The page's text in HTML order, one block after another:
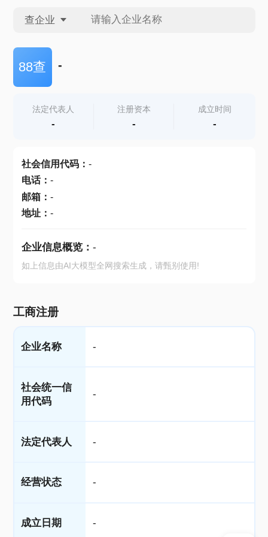
查企业
查企业
查产地
88查 -
法定代表人
-
注册资本
-
成立时间
-
社会信用代码： -
电话： -
邮箱： -
地址： -
企业信息概览： -
如上信息由AI大模型全网搜索生成，请甄别使用!
工商注册
企业名称 -
社会统一信
用代码
-
法定代表人 -
经营状态 -
成立日期 -